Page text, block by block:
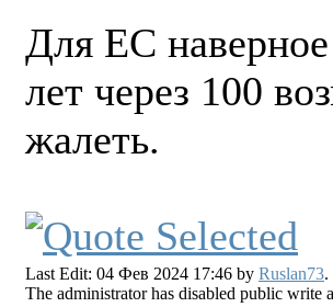
Для ЕС
лет через 100
жалеть.
Last Edit: 04 Фев 2024 17:46 by Ruslan73.
The administrator has disabled public write